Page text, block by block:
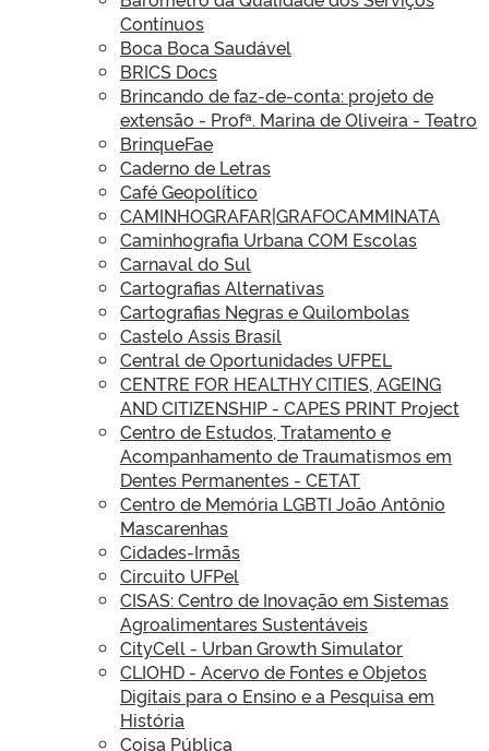
Contínuos
Boca Boca Saudável
BRICS Docs
Brincando de faz-de-conta: projeto de
extensão - Profª. Marina de Oliveira - Teatro
BrinqueFae
Caderno de Letras
Café Geopolítico
CAMINHOGRAFAR|GRAFOCAMMINATA
Caminhografia Urbana COM Escolas
Carnaval do Sul
Cartografias Alternativas
Cartografias Negras e Quilombolas
Castelo Assis Brasil
Central de Oportunidades UFPEL
CENTRE FOR HEALTHY CITIES, AGEING
AND CITIZENSHIP - CAPES PRINT Project
Centro de Estudos, Tratamento e
Acompanhamento de Traumatismos em
Dentes Permanentes - CETAT
Centro de Memória LGBTI João Antônio
Mascarenhas
Cidades-Irmãs
Circuito UFPel
CISAS: Centro de Inovação em Sistemas
Agroalimentares Sustentáveis
CityCell - Urban Growth Simulator
CLIOHD - Acervo de Fontes e Objetos
Digitais para o Ensino e a Pesquisa em
História
Coisa Pública